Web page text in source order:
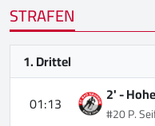
STRAFEN
1. Drittel
01:13
2' -
#20 P.